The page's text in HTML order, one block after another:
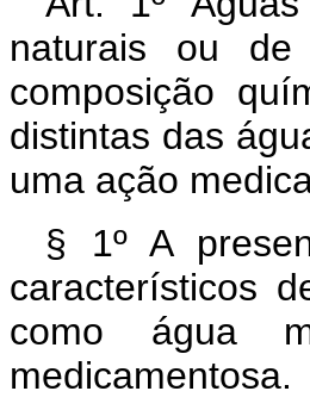
naturais ou de
composição
distintas das
uma ação
§ 1º A
característicos
como água
medicamentosa.